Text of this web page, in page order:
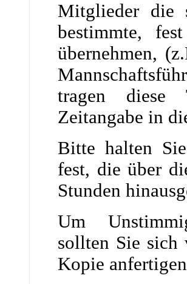
Mitglieder die
bestimmte,
übernehmen,
tragen diese
Zeitangabe in
Bitte halten
fest, die über
Stunden
Um
sollten Sie sich
Kopie